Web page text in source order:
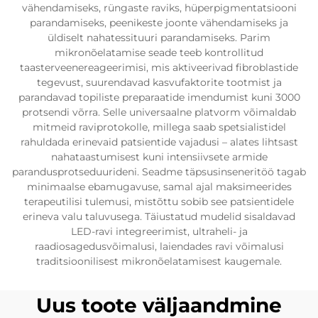
vähendamiseks, rüngaste raviks, hüperpigmentatsiooni
parandamiseks, peenikeste joonte vähendamiseks ja
üldiselt nahatessituuri parandamiseks. Parim
mikronõelatamise seade teeb kontrollitud
taasterveenereageerimisi, mis aktiveerivad fibroblastide
tegevust, suurendavad kasvufaktorite tootmist ja
parandavad topiliste preparaatide imendumist kuni 3000
protsendi võrra. Selle universaalne platvorm võimaldab
mitmeid raviprotokolle, millega saab spetsialistidel
rahuldada erinevaid patsientide vajadusi – alates lihtsast
nahataastumisest kuni intensiivsete armide
parandusprotseduurideni. Seadme täpsusinseneritöö tagab
minimaalse ebamugavuse, samal ajal maksimeerides
terapeutilisi tulemusi, mistõttu sobib see patsientidele
erineva valu taluvusega. Täiustatud mudelid sisaldavad
LED-ravi integreerimist, ultraheli- ja
raadiosagedusvõimalusi, laiendades ravi võimalusi
traditsioonilisest mikronõelatamisest kaugemale.
Uus toote väljaandmine